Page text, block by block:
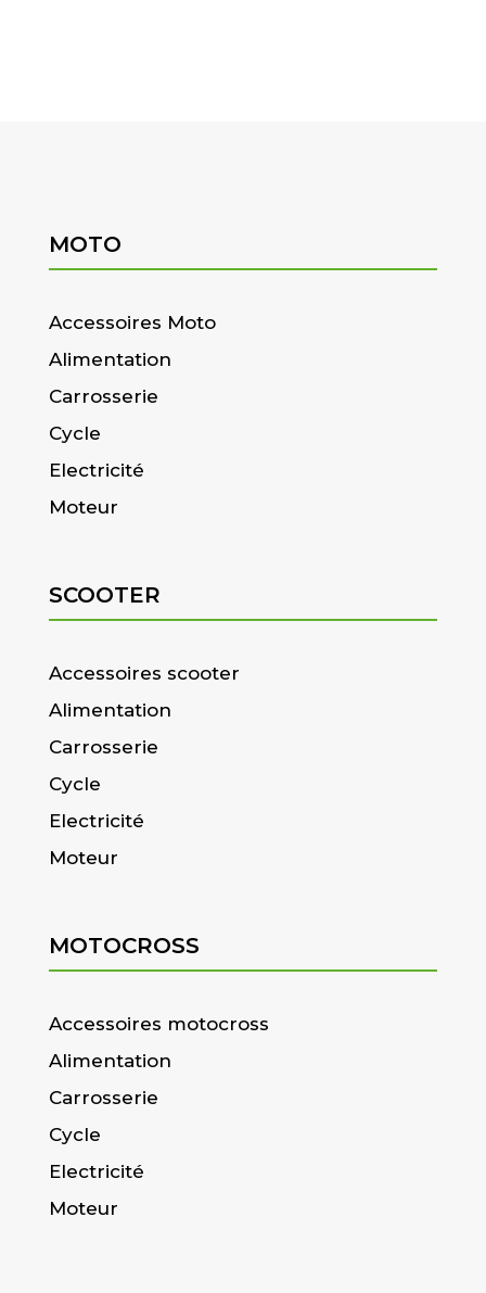
MOTO
Accessoires Moto
Alimentation
Carrosserie
Cycle
Electricité
Moteur
SCOOTER
Accessoires scooter
Alimentation
Carrosserie
Cycle
Electricité
Moteur
MOTOCROSS
Accessoires motocross
Alimentation
Carrosserie
Cycle
Electricité
Moteur